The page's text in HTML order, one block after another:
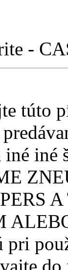
-
túto
iné iné
pri